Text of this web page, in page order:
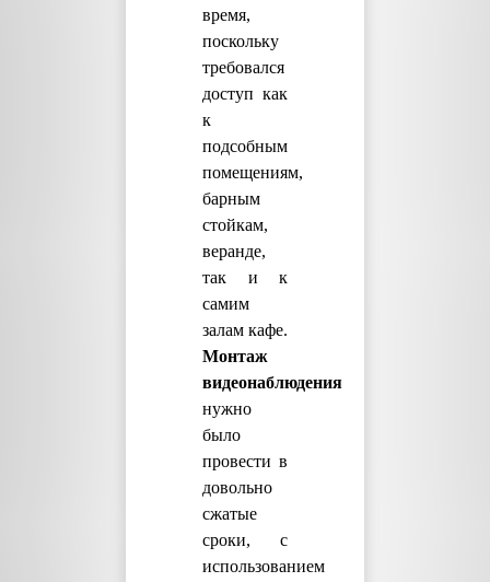
время,
поскольку
требовался
доступ как
к
подсобным
помещениям,
барным
стойкам,
веранде,
так и к
самим
залам кафе.
Монтаж
видеонаблюдения
нужно
было
провести в
довольно
сжатые
сроки, с
использованием